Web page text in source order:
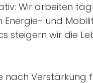
Wir arbeiten
und
steigern wir die
nach Verstärkung